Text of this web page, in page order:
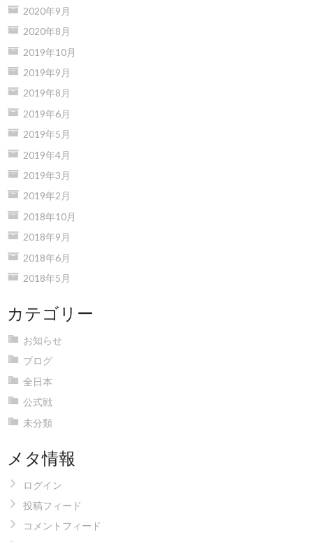
2020年9月
2020年8月
2019年10月
2019年9月
2019年8月
2019年6月
2019年5月
2019年4月
2019年3月
2019年2月
2018年10月
2018年9月
2018年6月
2018年5月
カテゴリー
お知らせ
ブログ
全日本
公式戦
未分類
メタ情報
ログイン
投稿フィード
コメントフィード